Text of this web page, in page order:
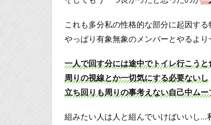
これも多分私の性格的な部分に起因す
やっぱり有象無象のメンバーとやるより
一人で回す分には途中でトイレ行こう
周りの視線とか一切気にする必要ないし
立ち回りも周りの事考えない自己中ムー
組みたい人は人と組んでいけばいいし